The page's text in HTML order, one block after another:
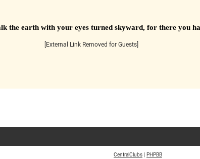
the earth with your eyes turned skyward, for there you
[External Link Removed for Guests]
PHPBB
|
CentralClubs